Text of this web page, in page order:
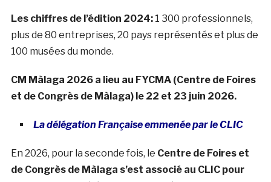
Les chiffres de l’édition 2024:1 300 professionnels,
plus de 80 entreprises, 20 pays représentés et plus de
100 musées du monde.
CM Màlaga 2026 a lieu au FYCMA (Centre de Foires
et de Congrès de Màlaga) le 22 et 23 juin 2026.
La délégation Française emmenée par le CLIC
En 2026, pour la seconde fois, le Centre de Foires et
de Congrès de Màlaga s’est associé au CLIC pour